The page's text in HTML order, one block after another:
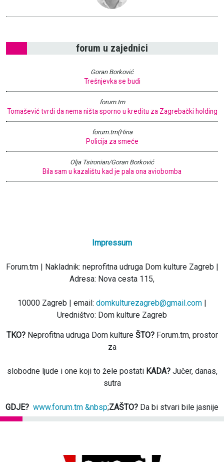
forum u zajednici
Goran Borković
Trešnjevka se budi
forum.tm
Tomašević tvrdi da nema ništa sporno u kreditu za Zagrebački holding
forum.tm(Hina
Policija za smeće
Olja Tsironian/Goran Borković
Bila sam u kazalištu kad je pala ona aviobomba
Impressum
Forum.tm | Nakladnik: neprofitna udruga Dom kulture Zagreb |
Adresa: Nova cesta 115,
10000 Zagreb | email: domkulturezagreb@gmail.com |
Uredništvo: Dom kulture Zagreb
TKO?Neprofitna udruga Dom kulture ŠTO?Forum.tm, prostor
za
slobodne ljude i one koji to žele postati KADA?Jučer, danas,
sutra
GDJE? www.forum.tm &nbsp;ZAŠTO? Da bi stvari bile jasnije